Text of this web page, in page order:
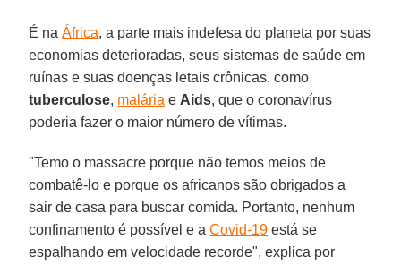
É naÁfrica, a parte mais indefesa do planeta por suas
economias deterioradas, seus sistemas de saúde em
ruínas e suas doenças letais crônicas, como
tuberculose, malária e Aids, que o coronavírus
poderia fazer o maior número de vítimas.
"Temo o massacre porque não temos meios de
combatê-lo e porque os africanos são obrigados a
sair de casa para buscar comida. Portanto, nenhum
confinamento é possível e aCovid-19 está se
espalhando em velocidade recorde", explica por